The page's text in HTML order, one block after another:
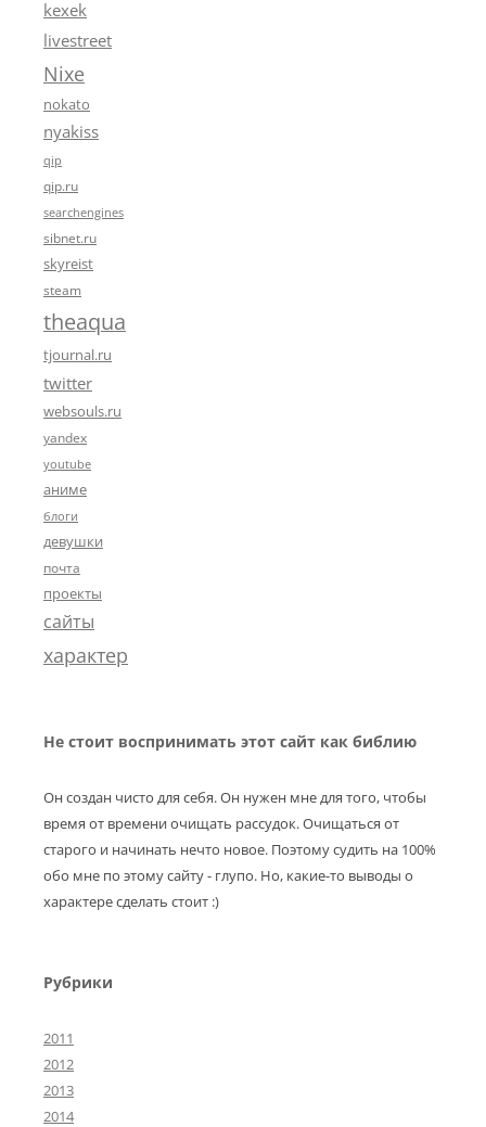
kexek
livestreet
Nixe
nokato
nyakiss
qip
qip.ru
searchengines
sibnet.ru
skyreist
steam
theaqua
tjournal.ru
twitter
websouls.ru
yandex
youtube
аниме
блоги
девушки
почта
проекты
сайты
характер
Не стоит воспринимать этот сайт как библию
Он создан чисто для себя. Он нужен мне для того, чтобы
время от времени очищать рассудок. Очищаться от
старого и начинать нечто новое. Поэтому судить на 100%
обо мне по этому сайту - глупо. Но, какие-то выводы о
характере сделать стоит :)
Рубрики
2011
2012
2013
2014